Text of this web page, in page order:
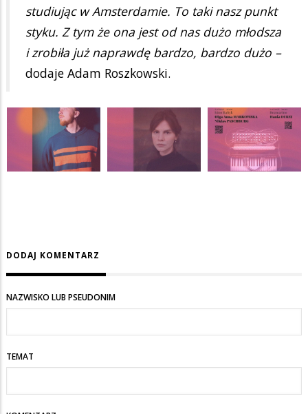
studiując w Amsterdamie. To taki nasz punkt
styku. Z tym że ona jest od nas dużo młodsza
i zrobiła już naprawdę bardzo, bardzo dużo –
dodaje Adam Roszkowski.
DODAJ KOMENTARZ
NAZWISKO LUB PSEUDONIM
TEMAT